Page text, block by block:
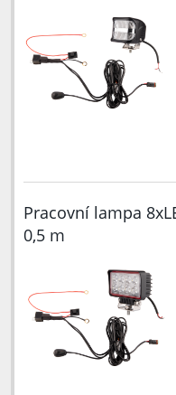
Pracovní lampa
0,5 m